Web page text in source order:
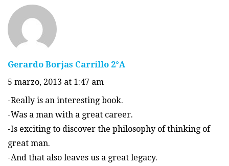
Gerardo Borjas Carrillo 2°A
5 marzo, 2013 at 1:47 am
-Really is an interesting book.
-Was a man with a great career.
-Is exciting to discover the philosophy of thinking of
great man.
-And that also leaves us a great legacy.